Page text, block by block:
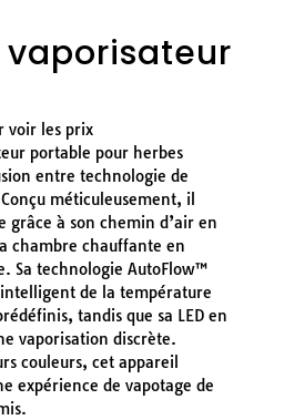
vaporisateur
voir les prix
portable pour herbes
entre technologie de
méticuleusement, il
grâce à son chemin d’air en
chambre chauffante en
Sa technologie AutoFlow™
de la température
tandis que sa LED en
vaporisation discrète.
couleurs, cet appareil
expérience de vapotage de